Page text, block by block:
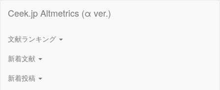
Ceek.jp Altmetrics (α ver.)
文献ランキング
新着文献
新着投稿